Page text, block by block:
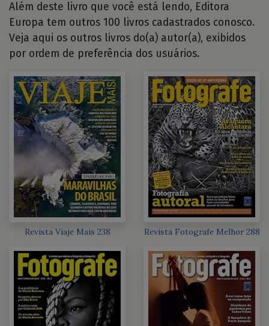
Além deste livro que você está lendo, Editora
Europa tem outros 100 livros cadastrados conosco.
Veja aqui os outros livros do(a) autor(a), exibidos
por ordem de preferência dos usuários.
Revista Viaje Mais 238 Revista Fotografe Melhor 288